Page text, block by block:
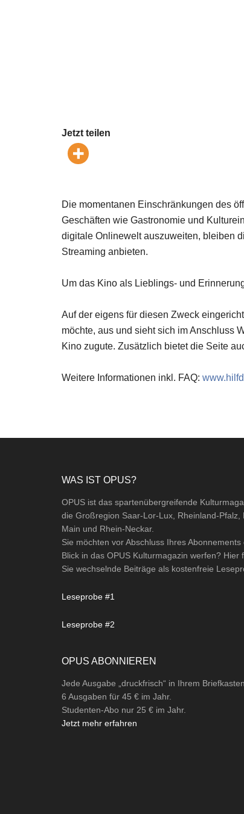
Jetzt teilen
Die momentanen Einschränkungen des
Geschäften wie Gastronomie und
digitale Onlinewelt auszuweiten, bleiben
Streaming anbieten.
Um das Kino als Lieblings- und
Auf der eigens für diesen Zweck
möchte, aus und sieht sich im Anschluss
Kino zugute. Zusätzlich bietet die Seite
Weitere Informationen inkl. FAQ:
WAS IST OPUS?
OPUS ist das spartenübergreifende
die Großregion Saar-Lor-Lux, Rheinland-Pfalz,
Main und Rhein-Neckar.
Sie möchten vor Abschluss Ihres Abonnements
Blick in das OPUS Kulturmagazin werfen? Hier
Sie wechselnde Beiträge als kostenfreie
Leseprobe #1
Leseprobe #2
OPUS ABONNIEREN
Jede Ausgabe „druckfrisch“ in Ihrem Briefkasten.
6 Ausgaben für 45 € im Jahr.
Studenten-Abo nur 25 € im Jahr.
Jetzt mehr erfahren